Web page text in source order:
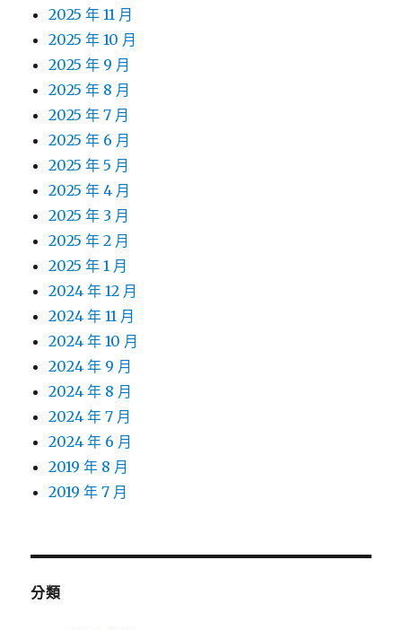
2025 年 11 月
2025 年 10 月
2025 年 9 月
2025 年 8 月
2025 年 7 月
2025 年 6 月
2025 年 5 月
2025 年 4 月
2025 年 3 月
2025 年 2 月
2025 年 1 月
2024 年 12 月
2024 年 11 月
2024 年 10 月
2024 年 9 月
2024 年 8 月
2024 年 7 月
2024 年 6 月
2019 年 8 月
2019 年 7 月
分類